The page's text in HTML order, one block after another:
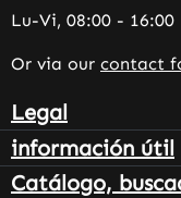
Lu-Vi, 08:00 - 16:00
Or via our contact
Legal
información útil
Catálogo,